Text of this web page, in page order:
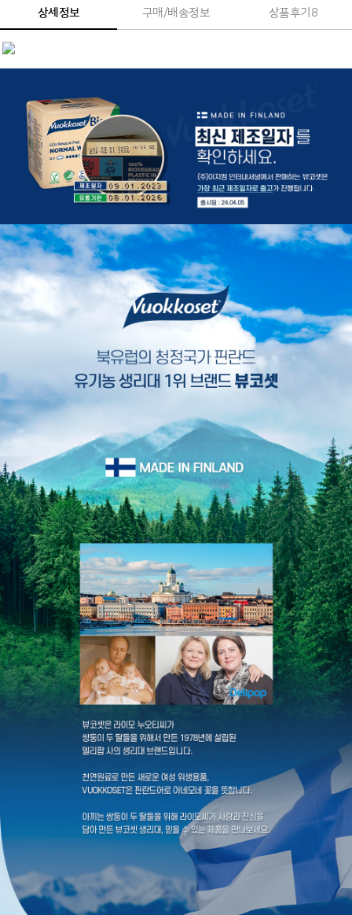
상세정보 구매/배송정보 상품후기 8